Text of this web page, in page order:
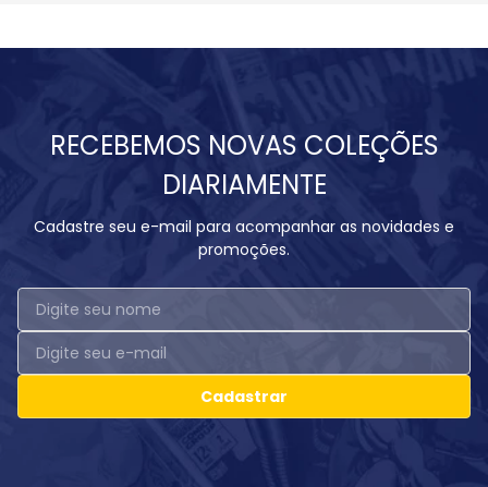
RECEBEMOS NOVAS COLEÇÕES
DIARIAMENTE
Cadastre seu e-mail para acompanhar as novidades e
promoções.
Cadastrar